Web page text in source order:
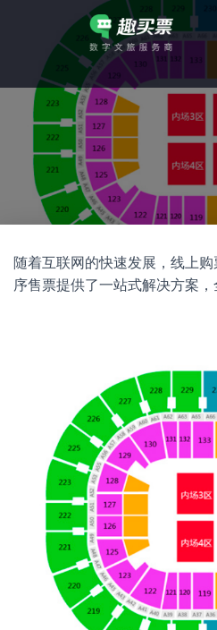
随着互联网的快速发展，线上
序售票提供了一站式解决方案